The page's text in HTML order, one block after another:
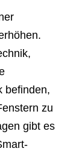
befinden,
zu
gibt es